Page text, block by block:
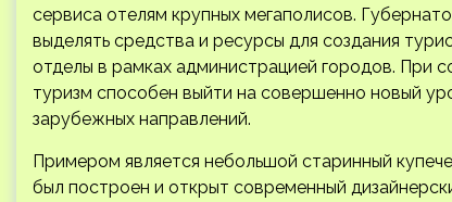
сервиса отелям крупных мегаполисов.
выделять средства и ресурсы для создания
отделы в рамках администрацией городов. При
туризм способен выйти на совершенно новый
зарубежных направлений.
Примером является небольшой старинный
был построен и открыт современный